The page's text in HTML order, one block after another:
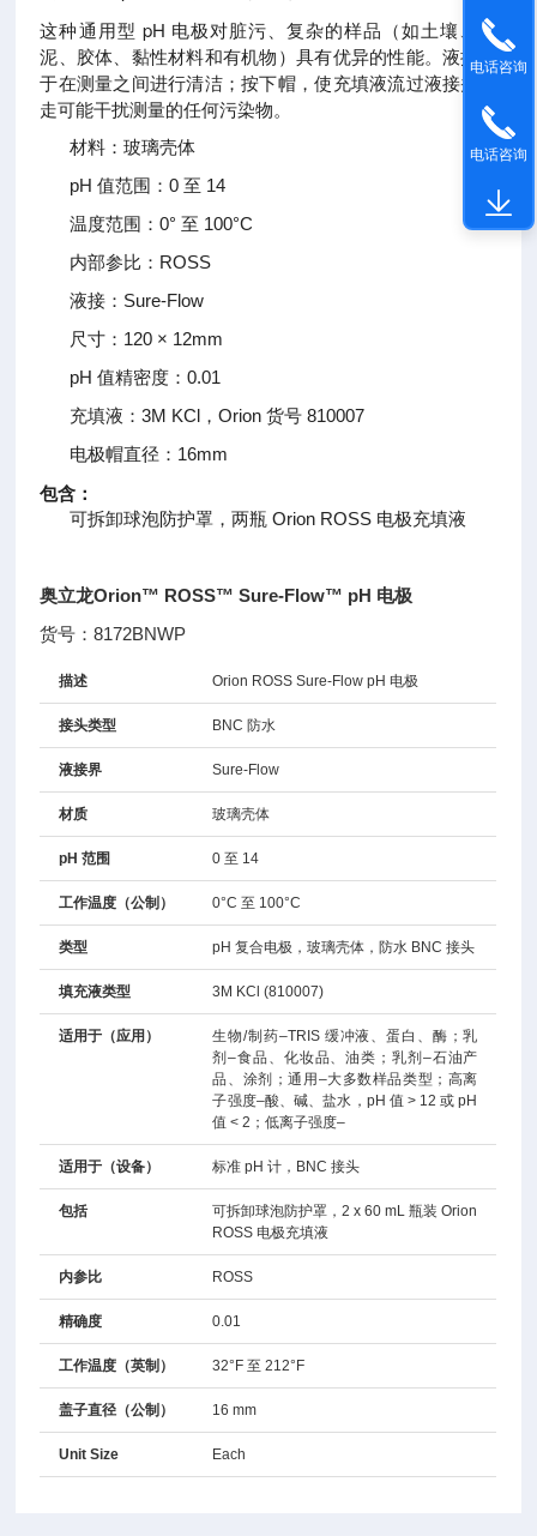
这种通用型 pH 电极对脏污、复杂的样品（如土壤、污
泥、胶体、黏性材料和有机物）具有优异的性能。液接易
于在测量之间进行清洁；按下帽，使充填液流过液接并带
走可能干扰测量的任何污染物。
材料：玻璃壳体
pH 值范围：0 至 14
温度范围：0° 至 100°C
内部参比：ROSS
液接：Sure-Flow
尺寸：120 × 12mm
pH 值精密度：0.01
充填液：3M KCl，Orion 货号 810007
电极帽直径：16mm
包含：
可拆卸球泡防护罩，两瓶 Orion ROSS 电极充填液
奥立龙Orion™ ROSS™ Sure-Flow™ pH 电极
货号：8172BNWP
描述 Orion ROSS Sure-Flow pH 电极
接头类型 BNC 防水
液接界 Sure-Flow
材质 玻璃壳体
pH 范围 0 至 14
工作温度（公制） 0°C 至 100°C
类型 pH 复合电极，玻璃壳体，防水 BNC 接头
填充液类型 3M KCl (810007)
适用于（应用）
生物/制药–TRIS 缓冲液、蛋白、酶；乳
剂–食品、化妆品、油类；乳剂–石油产
品、涂剂；通用–大多数样品类型；高离
子强度–酸、碱、盐水，pH 值 > 12 或 pH
值 < 2；低离子强度–
适用于（设备） 标准 pH 计，BNC 接头
包括
可拆卸球泡防护罩，2 x 60 mL 瓶装 Orion
ROSS 电极充填液
内参比 ROSS
精确度 0.01
工作温度（英制） 32°F 至 212°F
盖子直径（公制） 16 mm
Unit Size Each
电话咨询
电话咨询